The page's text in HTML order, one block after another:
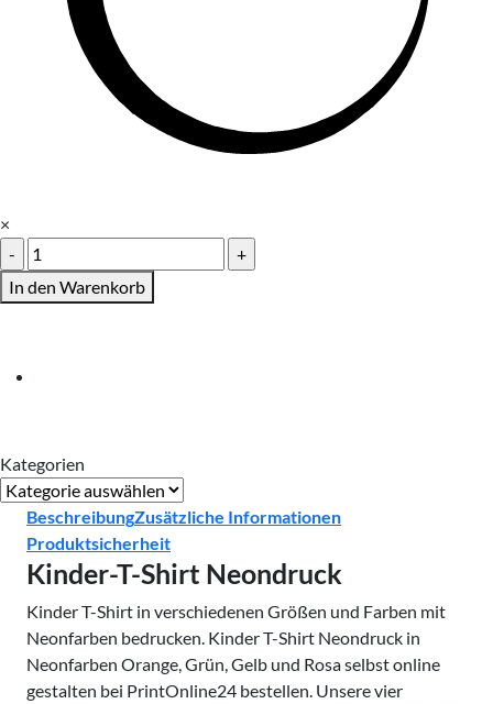
×
Kinder-
T-
Shirt
In den Warenkorb
Kategorien
Kategorien
BeschreibungZusätzliche Informationen
Produktsicherheit
Kinder-T-Shirt Neondruck
Kinder T-Shirt in verschiedenen Größen und Farben mit
Neonfarben bedrucken. Kinder T-Shirt Neondruck in
Neonfarben Orange, Grün, Gelb und Rosa selbst online
gestalten bei PrintOnline24 bestellen. Unsere vier